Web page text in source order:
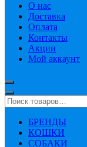
О нас
Доставка
Оплата
Контакты
Акции
Мой аккаунт
БРЕНДЫ
КОШКИ
СОБАКИ